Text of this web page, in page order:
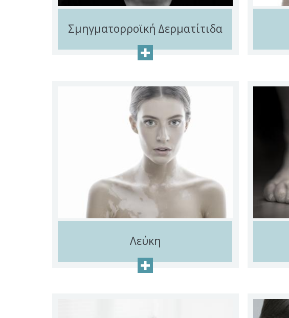
Σμηγματορροϊκή Δερματίτιδα
+
Λεύκη
+